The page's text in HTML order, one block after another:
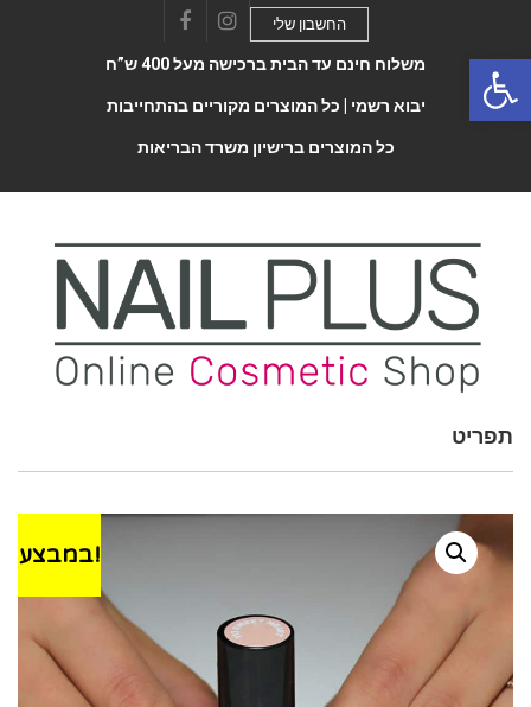
FacebookInstagram
החשבון שלי
משלוח חינם עד הבית ברכישה מעל 400 ש”ח
יבוא רשמי | כל המוצרים מקוריים בהתחייבות
כל המוצרים ברישיון משרד הבריאות
Toggle
תפריט
במבצע!